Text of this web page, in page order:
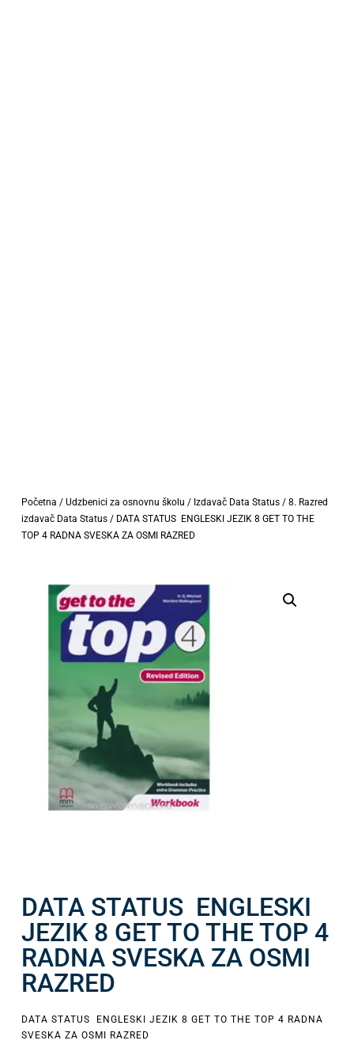
Početna / Udzbenici za osnovnu školu / Izdavač Data Status/ 8. Razred
izdavač Data Status/ DATA STATUS ENGLESKI JEZIK 8 GET TO THE
TOP 4 RADNA SVESKA ZA OSMI RAZRED
DATA STATUS ENGLESKI
JEZIK 8 GET TO THE TOP 4
RADNA SVESKA ZA OSMI
RAZRED
DATA STATUS ENGLESKI JEZIK 8 GET TO THE TOP 4 RADNA
SVESKA ZA OSMI RAZRED